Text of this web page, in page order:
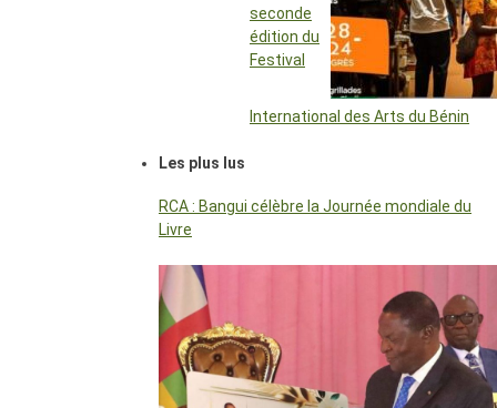
seconde
édition du
Festival
International des Arts du Bénin
Les plus lus
RCA : Bangui célèbre la Journée mondiale du
Livre